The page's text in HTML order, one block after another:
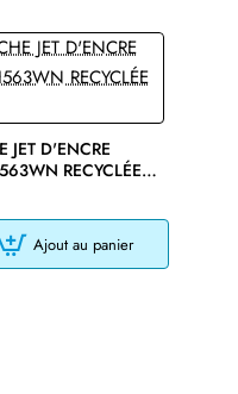
🔥 Bestseller
JET D'ENCRE
RECYCLÉE
Ajout au panier